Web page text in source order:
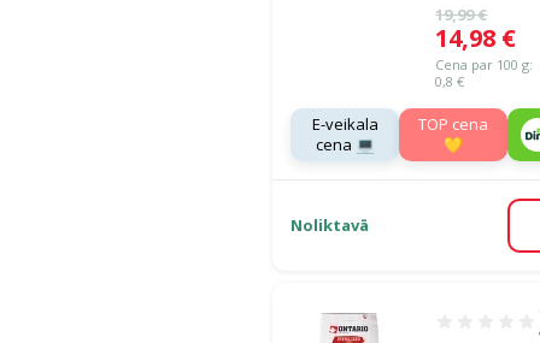
Oriģinālā
19,99 €
Cena
14,98 €
Cena par 100 g:
0,8 €
E-veikala
cena 💻
TOP cena
💛
Noliktavā